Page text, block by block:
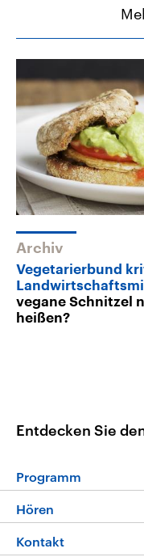
Archiv
Vegetarierbund
vegane Schnitzel
heißen?
Entdecken Sie
Programm
Programm
Hören
Livestream
Kontakt